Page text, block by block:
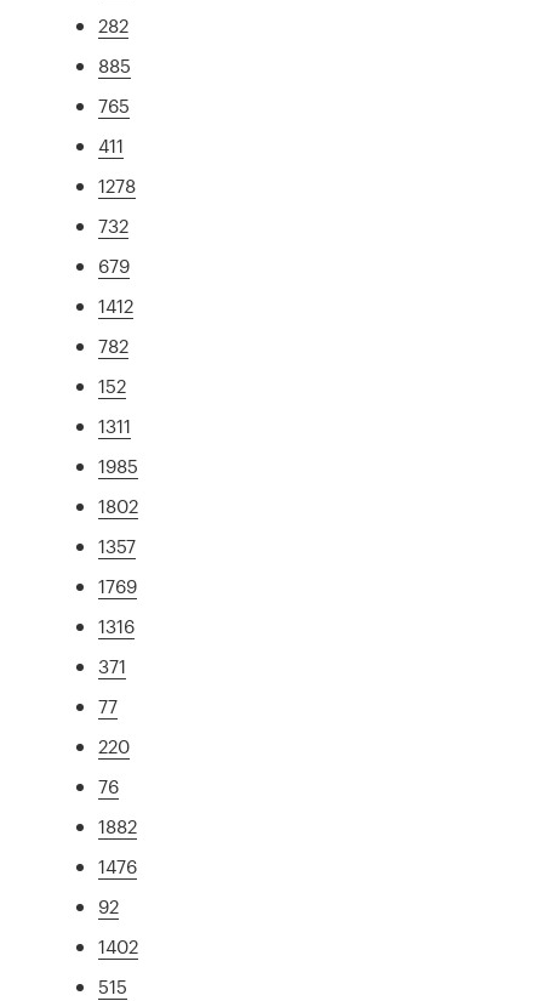
282
885
765
411
1278
732
679
1412
782
152
1311
1985
1802
1357
1769
1316
371
77
220
76
1882
1476
92
1402
515